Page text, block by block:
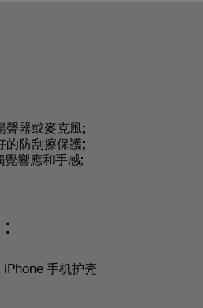
聲器或麥克風;
的防刮擦保護;
覺響應和手感;
手机护壳